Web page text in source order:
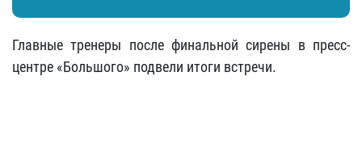
Главные тренеры после финальной сирены в пресс-
центре «Большого» подвели итоги встречи.